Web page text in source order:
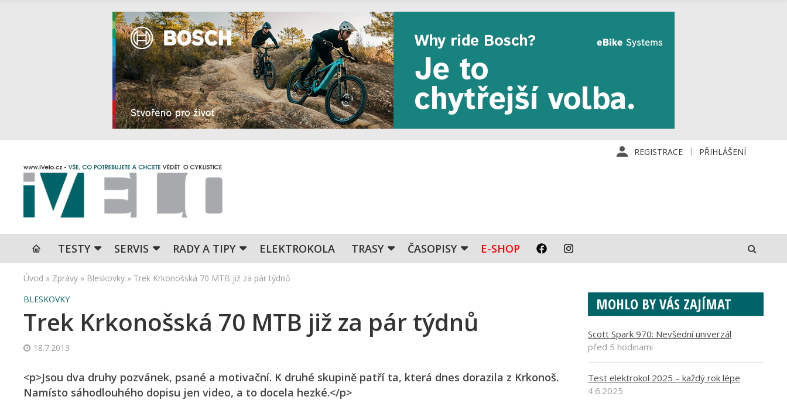
REGISTRACE PŘIHLÁŠENÍ
TESTY SERVIS RADY A TIPY ELEKTROKOLA TRASY ČASOPISY E-SHOP
Úvod » Zprávy » Bleskovky » Trek Krkonošská 70 MTB již za pár týdnů
BLESKOVKY
Trek Krkonošská 70 MTB již za pár týdnů
18.7.2013
<p>Jsou dva druhy pozvánek, psané a motivační. K druhé skupině patří ta, která dnes dorazila z Krkonoš.
Namísto sáhodlouhého dopisu jen video, a to docela hezké.</p>
MOHLO BY VÁS ZAJÍMAT
Scott Spark 970: Nevšední univerzál
před 5 hodinami
Test elektrokol 2025 – každý rok lépe
4.6.2025